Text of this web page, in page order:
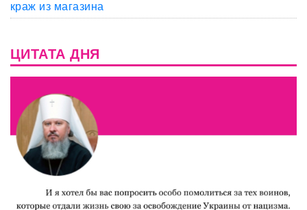
краж из магазина
ЦИТАТА ДНЯ